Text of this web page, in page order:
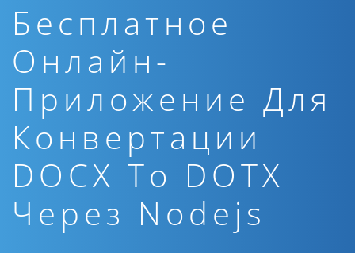
Бесплатное
Онлайн-
Приложение Для
Конвертации
DOCX To DOTX
Через Nodejs